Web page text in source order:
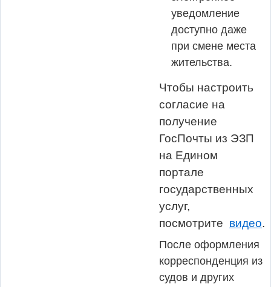
уведомление
доступно даже
при смене места
жительства.
Чтобы настроить
согласие на
получение
ГосПочты из ЭЗП
на Едином
портале
государственных
услуг,
посмотрите видео.
После оформления
корреспонденция из
судов и других